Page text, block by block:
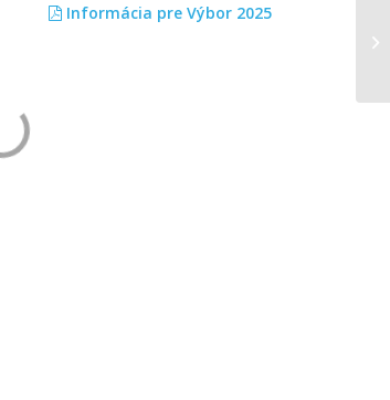
Informácia pre Výbor 2025